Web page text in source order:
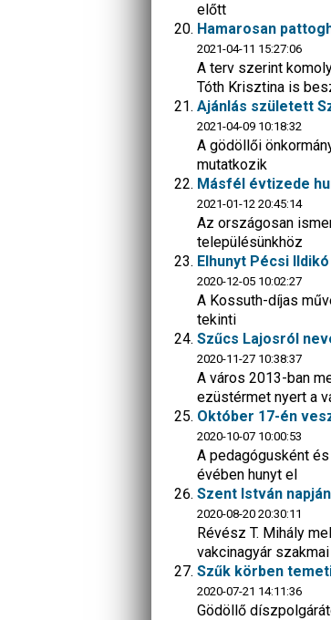
előtt
Hamarosan
2021-04-11 15:27:06
A terv szerint
Tóth Krisztina is
Ajánlás született
2021-04-09 10:18:32
A gödöllői
mutatkozik
Másfél évtizede
2021-01-12 20:45:14
Az országosan
településünkhöz
Elhunyt Pécsi
2020-12-05 10:02:27
A Kossuth-díjas
tekinti
Szűcs Lajosról
2020-11-27 10:38:37
A város 2013-ban
ezüstérmet nyert a
Október 17-én
2020-10-07 10:00:53
A pedagógusként
évében hunyt el
Szent István
2020-08-20 20:30:11
Révész T. Mihály
vakcinagyár
Szűk körben
2020-07-21 14:11:36
Gödöllő